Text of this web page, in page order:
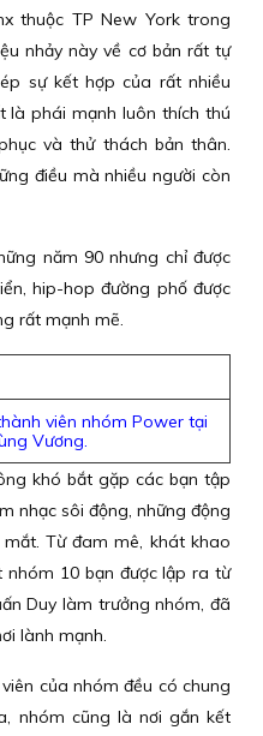
thuộc TP New York trong
nhảy này về cơ bản rất tự
sự kết hợp của rất nhiều
là phái mạnh luôn thích thú
và thử thách bản thân.
điều mà nhiều người còn
năm 90 nhưng chỉ được
hip-hop đường phố được
rất mạnh mẽ.
viên nhóm Power tại
Vương.
khó bắt gặp các bạn tập
nhạc sôi động, những động
Từ đam mê, khát khao
nhóm 10 bạn được lập ra từ
Duy làm trưởng nhóm, đã
lành mạnh.
của nhóm đều có chung
nhóm cũng là nơi gắn kết